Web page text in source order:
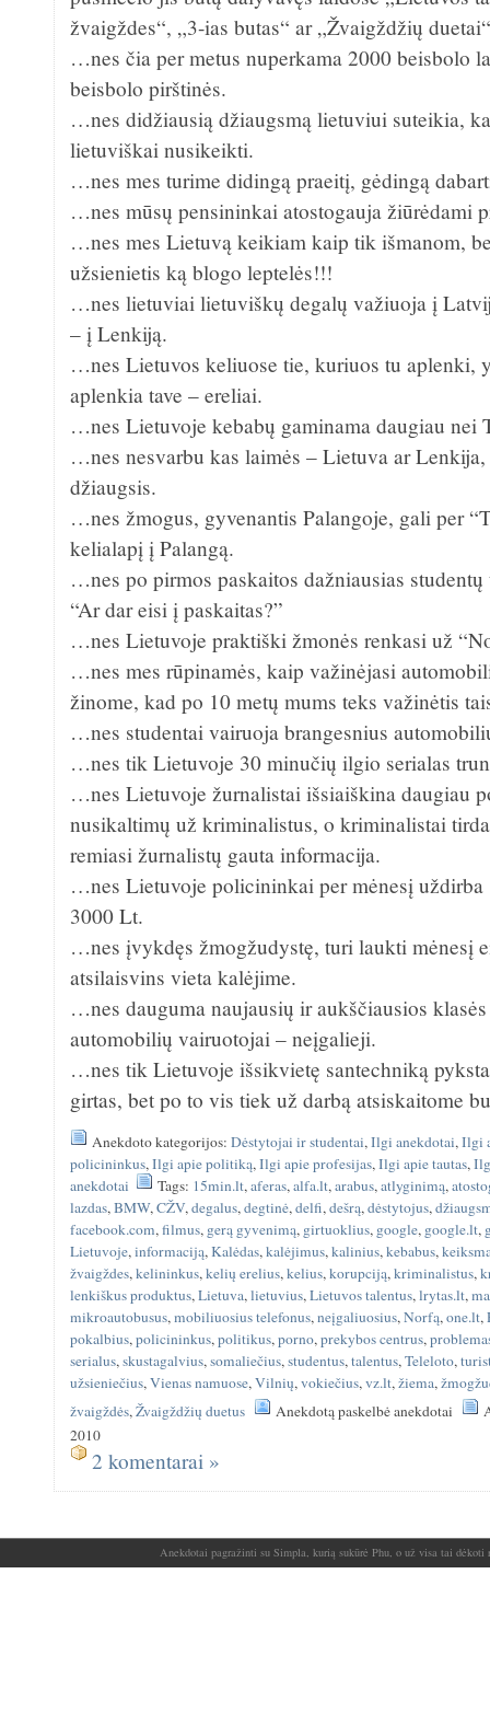
žvaigždes“, „3-ias butas“ ar „Žvaigždžių
…nes čia per metus nuperkama 2000 beisbolo
beisbolo pirštinės.
…nes didžiausią džiaugsmą lietuviui suteikia,
lietuviškai nusikeikti.
…nes mes turime didingą praeitį, gėdingą
…nes mūsų pensininkai atostogauja žiūrėdami
…nes mes Lietuvą keikiam kaip tik išmanom,
užsienietis ką blogo leptelės!!!
…nes lietuviai lietuviškų degalų važiuoja į
– į Lenkiją.
…nes Lietuvos keliuose tie, kuriuos tu aplenki,
aplenkia tave – ereliai.
…nes Lietuvoje kebabų gaminama daugiau nei
…nes nesvarbu kas laimės – Lietuva ar
džiaugsis.
…nes žmogus, gyvenantis Palangoje, gali per
kelialapį į Palangą.
…nes po pirmos paskaitos dažniausias
“Ar dar eisi į paskaitas?”
…nes Lietuvoje praktiški žmonės renkasi už
…nes mes rūpinamės, kaip važinėjasi
žinome, kad po 10 metų mums teks važinėtis
…nes studentai vairuoja brangesnius
…nes tik Lietuvoje 30 minučių ilgio serialas
…nes Lietuvoje žurnalistai išsiaiškina daugiau
nusikaltimų už kriminalistus, o kriminalistai
remiasi žurnalistų gauta informacija.
…nes Lietuvoje policininkai per mėnesį uždirba
3000 Lt.
…nes įvykdęs žmogžudystę, turi laukti mėnesį
atsilaisvins vieta kalėjime.
…nes dauguma naujausių ir aukščiausios
automobilių vairuotojai – neįgalieji.
…nes tik Lietuvoje išsikvietę santechniką
girtas, bet po to vis tiek už darbą atsiskaitome
Anekdoto kategorijos:Dėstytojai ir studentai,Ilgi anekdotai,Ilgi
policininkus,Ilgi apie politiką,Ilgi apie profesijas,Ilgi apie tautas,
anekdotai
Tags: 15min.lt,aferas,alfa.lt,arabus,atlyginimą,
lazdas,BMW,CŽV,degalus,degtinė,delfi,dešrą,dėstytojus,
facebook.com,filmus, gerą gyvenimą, girtuoklius, google, google.lt,
Lietuvoje,informaciją,Kalėdas,kalėjimus,kalinius,kebabus,
žvaigždes,kelininkus,kelių erelius,kelius,korupciją,kriminalistus,
lenkiškus produktus,Lietuva,lietuvius,Lietuvos talentus,lrytas.lt,
mikroautobusus,mobiliuosius telefonus,neįgaliuosius,Norfą,one.lt,
pokalbius,policininkus,politikus,porno,prekybos centrus,
serialus,skustagalvius,somaliečius,studentus,talentus,Teleloto,
užsieniečius,Vienas namuose,Vilnių,vokiečius,vz.lt,žiema,
žvaigždės,Žvaigždžių duetus Anekdotą paskelbė anekdotai
2010
2 komentarai »
Anekdotai pagražinti su Simpla, kurią sukūrė Phu, o už visa tai